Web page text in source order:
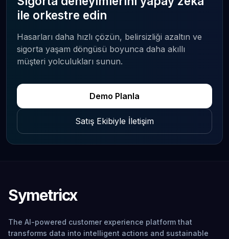
ile orkestre edin
Hasarları daha hızlı çözün, belirsizliği azaltın ve
sigorta yaşam döngüsü boyunca daha akıllı
müşteri yolculukları sunun.
Demo Planla
Satış Ekibiyle İletişim
Symetricx
The AI-powered customer experience platform that
transforms data into intelligent actions and sustainable